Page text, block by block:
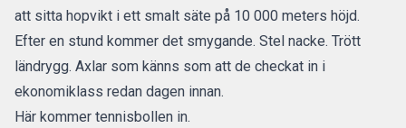
att sitta hopvikt i ett smalt säte på 10 000 meters höjd.
Efter en stund kommer det smygande. Stel nacke. Trött
ländrygg. Axlar som känns som att de checkat in i
ekonomiklass redan dagen innan.
Här kommer tennisbollen in.